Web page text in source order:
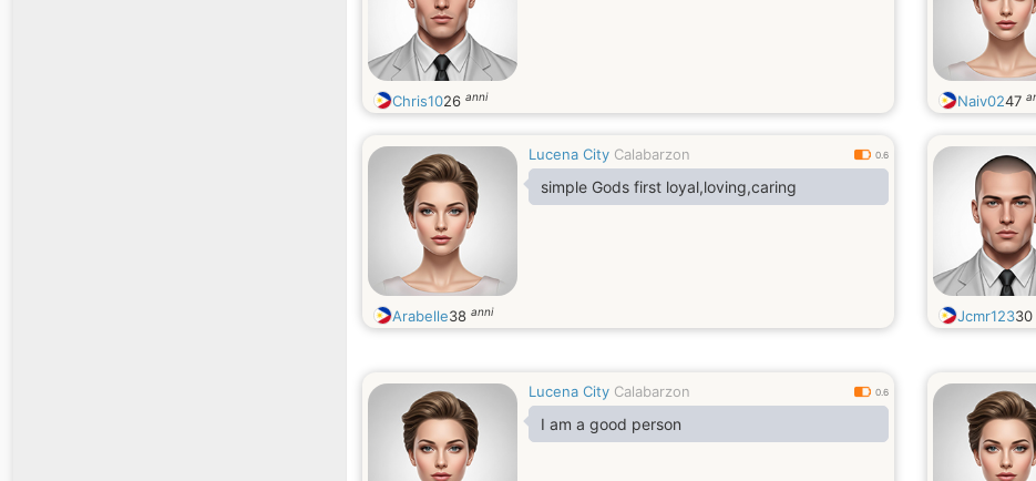
Chris1026 anni Naiv0247
Lucena City Calabarzon 0.6
simple Gods first loyal,loving,caring
Arabelle38 anni Jcmr12330
Lucena City Calabarzon 0.6
I am a good person